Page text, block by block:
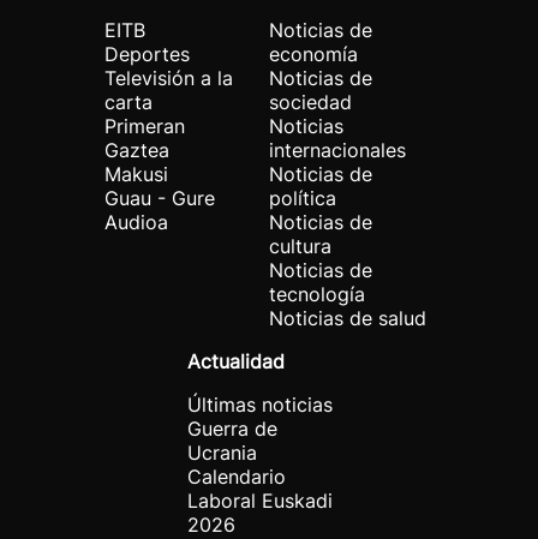
EITB
Deportes
Televisión a la
carta
Primeran
Gaztea
Makusi
Guau - Gure
Audioa
Noticias de
economía
Noticias de
sociedad
Noticias
internacionales
Noticias de
política
Noticias de
cultura
Noticias de
tecnología
Noticias de salud
Actualidad
Últimas noticias
Guerra de
Ucrania
Calendario
Laboral Euskadi
2026